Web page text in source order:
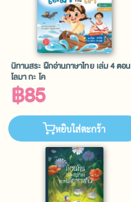
นิทานสระ ฝึกอ่านภาษาไทย เล่ม 4 ตอน
โลมา กะ โค
฿85
หยิบใส่ตะกร้า